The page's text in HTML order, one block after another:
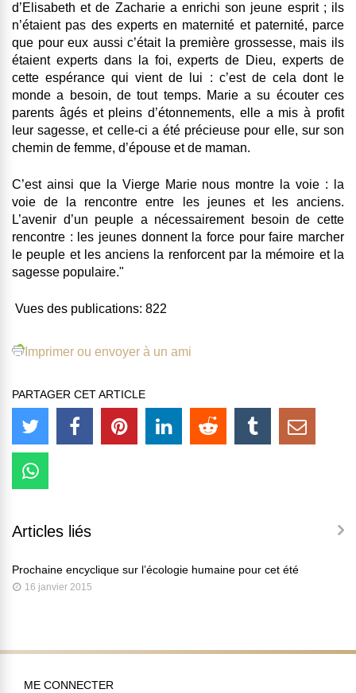
d’Elisabeth et de Zacharie a enrichi son jeune esprit ; ils
n’étaient pas des experts en maternité et paternité, parce
que pour eux aussi c’était la première grossesse, mais ils
étaient experts dans la foi, experts de Dieu, experts de
cette espérance qui vient de lui : c’est de cela dont le
monde a besoin, de tout temps. Marie a su écouter ces
parents âgés et pleins d’étonnements, elle a mis à profit
leur sagesse, et celle-ci a été précieuse pour elle, sur son
chemin de femme, d’épouse et de maman.
C’est ainsi que la Vierge Marie nous montre la voie : la
voie de la rencontre entre les jeunes et les anciens.
L’avenir d’un peuple a nécessairement besoin de cette
rencontre : les jeunes donnent la force pour faire marcher
le peuple et les anciens la renforcent par la mémoire et la
sagesse populaire."
Vues des publications: 822
Imprimer ou envoyer à un ami
PARTAGER CET ARTICLE
Articles liés
Prochaine encyclique sur l’écologie humaine pour cet été
16 janvier 2015
ME CONNECTER